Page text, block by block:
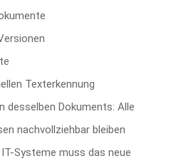
Texterkennung
desselben Dokuments: Alle
nachvollziehbar bleiben
Systeme muss das neue